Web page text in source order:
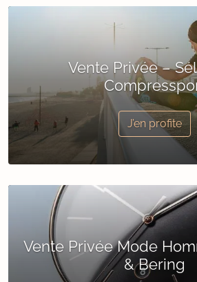
Vente Privée –
J’en profite
Vente Privée Mode
& Bering